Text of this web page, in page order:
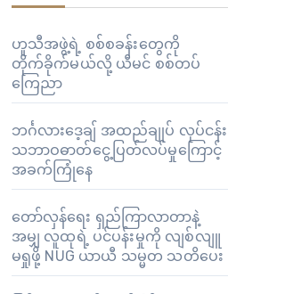
ဟူသီအဖွဲ့ရဲ့ စစ်စခန်းတွေကို
တိုက်ခိုက်မယ်လို့ ယီမင် စစ်တပ်
ကြေညာ
ဘင်္ဂလားဒေ့ချ် အထည်ချုပ် လုပ်ငန်း
သဘာဝဓာတ်ငွေ့ပြတ်လပ်မှုကြောင့်
အခက်ကြုံနေ
တော်လှန်ရေး ရှည်ကြာလာတာနဲ့
အမျှ လူထုရဲ့ ပင်ပန်းမှုကို လျစ်လျူ
မရှုဖို့ NUG ယာယီ သမ္မတ သတိပေး